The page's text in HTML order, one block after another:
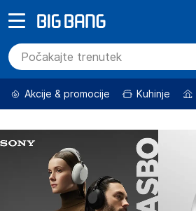
Akcije & promocije Kuhinje